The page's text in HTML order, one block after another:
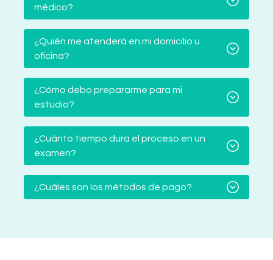
médico?
¿Quién me atenderá en mi domicilio u
oficina?
¿Cómo debo prepararme para mi
estudio?
¿Cuánto tiempo dura el proceso en un
examen?
¿Cuáles son los métodos de pago?